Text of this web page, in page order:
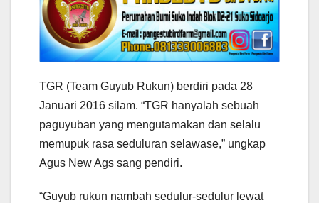
TGR (Team Guyub Rukun) berdiri pada 28
Januari 2016 silam. “TGR hanyalah sebuah
paguyuban yang mengutamakan dan selalu
memupuk rasa seduluran selawase,” ungkap
Agus New Ags sang pendiri.
“Guyub rukun nambah sedulur-sedulur lewat